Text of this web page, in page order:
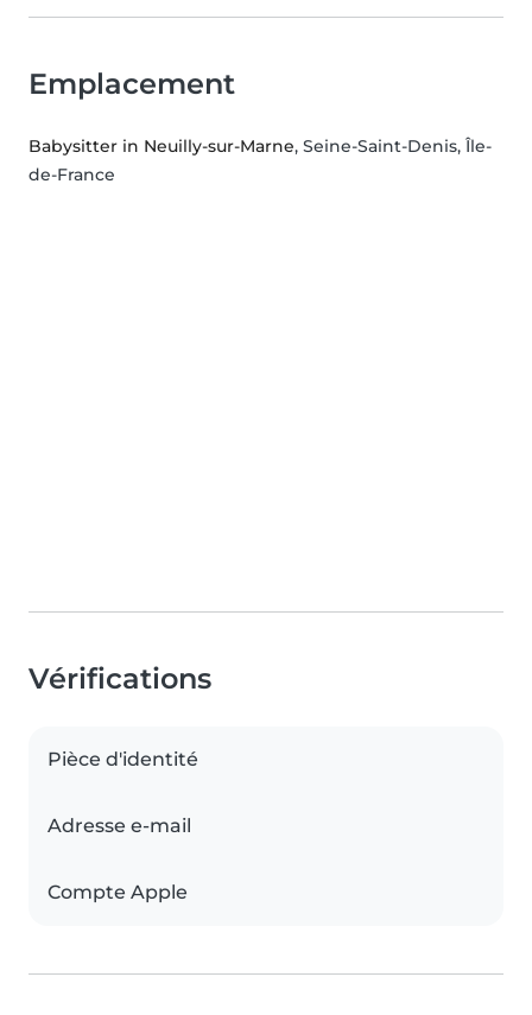
Emplacement
Babysitter in Neuilly-sur-Marne, Seine-Saint-Denis, Île-
de-France
Vérifications
Pièce d'identité
Adresse e-mail
Compte Apple